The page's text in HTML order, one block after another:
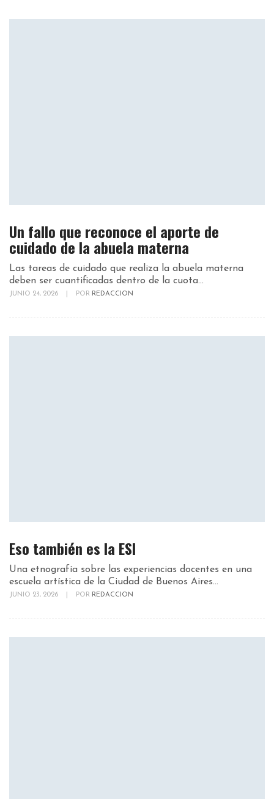
Un fallo que reconoce el aporte de
cuidado de la abuela materna
Las tareas de cuidado que realiza la abuela materna
deben ser cuantificadas dentro de la cuota...
JUNIO 24, 2026 POR REDACCION
Eso también es la ESI
Una etnografía sobre las experiencias docentes en una
escuela artística de la Ciudad de Buenos Aires...
JUNIO 23, 2026 POR REDACCION